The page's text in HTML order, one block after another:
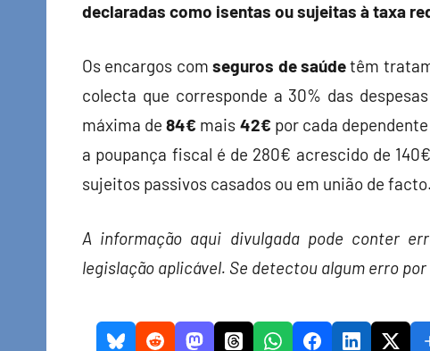
declaradas como isentas ou sujeitas à taxa
Os encargos comseguros de saúdetêm
colecta que corresponde a 30% das
máxima de84€ mais 42€ por cada
a poupança fiscal é de 280€ acrescido de
sujeitos passivos casados ou em união de facto.
A informação aqui divulgada pode conter
legislação aplicável. Se detectou algum erro